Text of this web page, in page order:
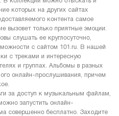
которых на других сайтах
контента самое
вызовет только приятные эмоции.
слушать ее круглосуточно,
с сайтом 101.ru. В нашей
с треками и интересную
и группах. Альбомы в разных
онлайн-прослушивания, причем
за доступ к музыкальным файлам,
запустить онлайн-
совершенно бесплатно. Заходите